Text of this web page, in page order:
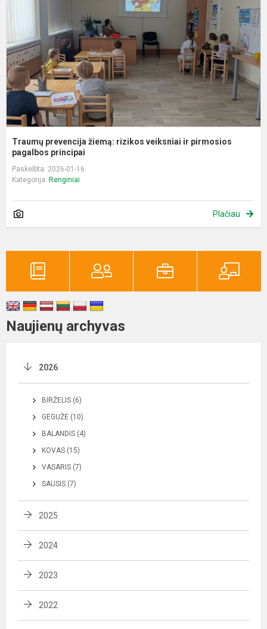
Traumų prevencija žiemą: rizikos veiksniai ir pirmosios
pagalbos principai
Paskelbta: 2026-01-16
Kategorija: Renginiai
Plačiau
Naujienų archyvas
2026
BIRŽELIS (6)
GEGUŽĖ (10)
BALANDIS (4)
KOVAS (15)
VASARIS (7)
SAUSIS (7)
2025
2024
2023
2022